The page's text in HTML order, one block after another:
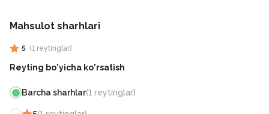
Mahsulot sharhlari
5 (1 reytinglar)
Reyting bo'yicha ko'rsatish
Barcha sharhlar(1 reytinglar)